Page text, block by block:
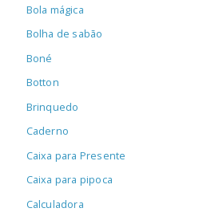
Bola mágica
Bolha de sabão
Boné
Botton
Brinquedo
Caderno
Caixa para Presente
Caixa para pipoca
Calculadora